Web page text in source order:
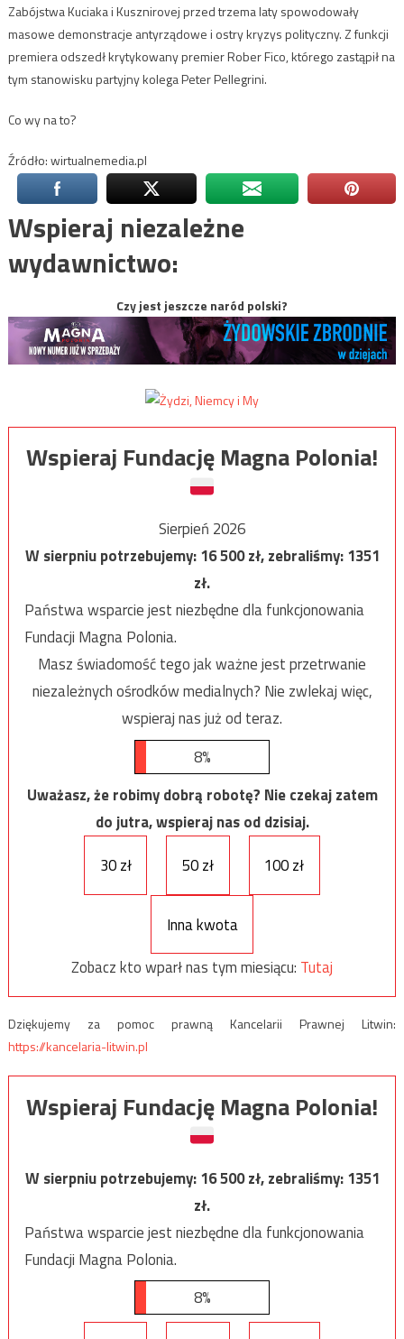
Zabójstwa Kuciaka i Kusznirovej przed trzema laty spowodowały
masowe demonstracje antyrządowe i ostry kryzys polityczny. Z funkcji
premiera odszedł krytykowany premier Rober Fico, którego zastąpił na
tym stanowisku partyjny kolega Peter Pellegrini.
Co wy na to?
Źródło: wirtualnemedia.pl
Wspieraj niezależne
wydawnictwo:
Czy jest jeszcze naród polski?
Wspieraj Fundację Magna Polonia!
Sierpień 2026
W sierpniu potrzebujemy:16 500zł, zebraliśmy:1351
zł.
Państwa wsparcie jest niezbędne dla funkcjonowania
Fundacji Magna Polonia.
Masz świadomość tego jak ważne jest przetrwanie
niezależnych ośrodków medialnych? Nie zwlekaj więc,
wspieraj nas już od teraz.
8%
Uważasz, że robimy dobrą robotę? Nie czekaj zatem
do jutra, wspieraj nas od dzisiaj.
30 zł
50 zł 100 zł
Inna kwota
Zobacz kto wparł nas tym miesiącu: Tutaj
Dziękujemy za pomoc prawną Kancelarii Prawnej Litwin:
https://kancelaria-litwin.pl
Wspieraj Fundację Magna Polonia!
W sierpniu potrzebujemy:16 500zł, zebraliśmy:1351
zł.
Państwa wsparcie jest niezbędne dla funkcjonowania
Fundacji Magna Polonia.
8%